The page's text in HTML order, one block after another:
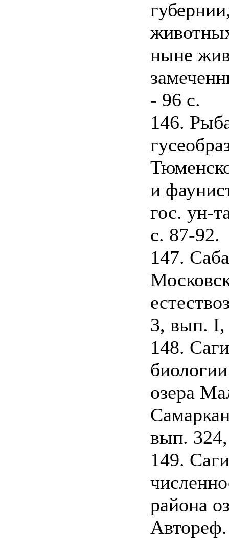
ныне
- 96 с.
146.
и
гос. ун-
с. 87-92.
147.
3, вып. I,
148.
озера
вып.
149.
района
Автореф.